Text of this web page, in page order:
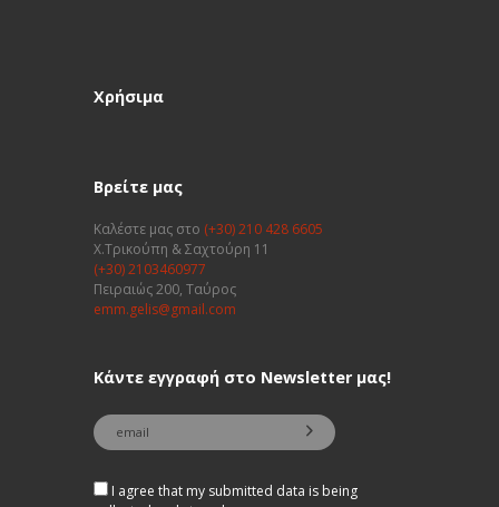
Χρήσιμα
Βρείτε μας
Καλέστε μας στο (+30) 210 428 6605
Χ.Τρικούπη & Σαχτούρη 11
(+30) 2103460977
Πειραιώς 200, Ταύρος
emm.gelis@gmail.com
Κάντε εγγραφή στο Newsletter μας!
I agree that my submitted data is being